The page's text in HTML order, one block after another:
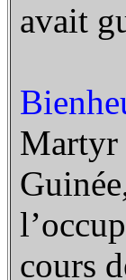
avait
Martyr
cours